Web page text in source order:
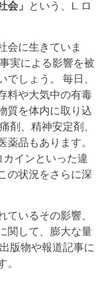
会」 という、L. ロ
会に生きていま
実による影響を被
しょう。 毎日、
料や大気中の有毒
質を体内に取り込
剤、精神安定剤、
品もあります。
カインといった違
の状況をさらに深
いるその影響、
関して、膨大な量
版物や報道記事に